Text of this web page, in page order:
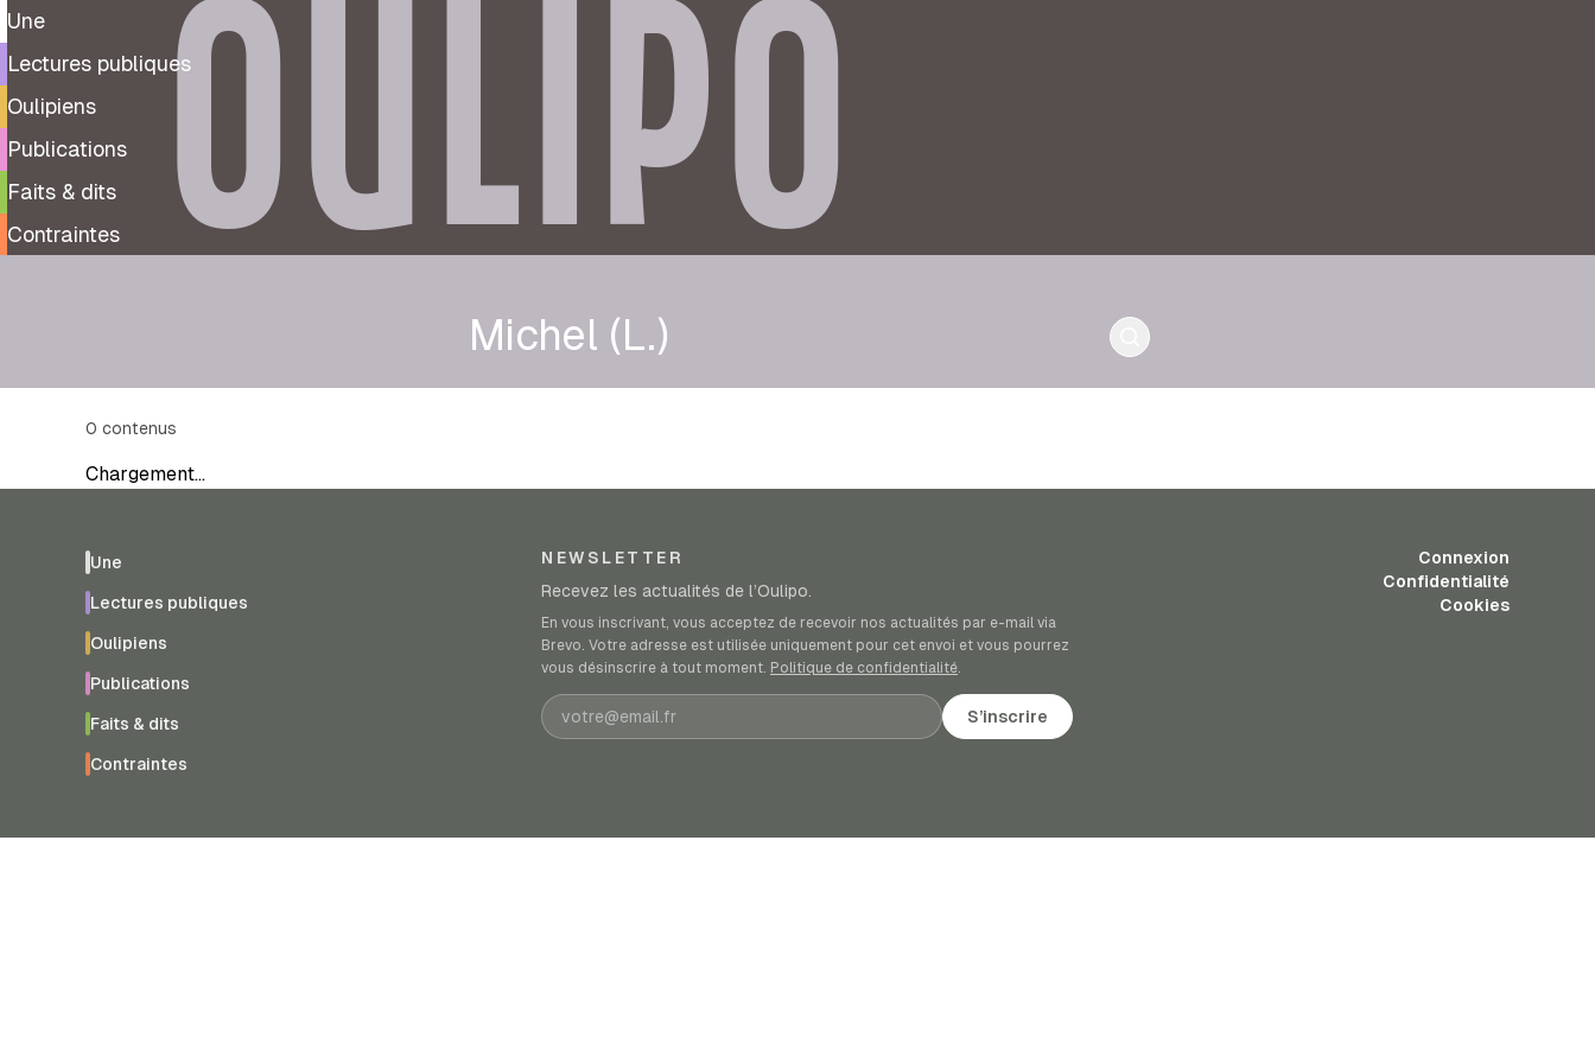
Une
Lectures publiques
Oulipiens
Publications
Faits & dits
Contraintes
OULIPO
Michel (L.)
0 contenus
Chargement…
Une
Lectures publiques
Oulipiens
Publications
Faits & dits
Contraintes
NEWSLETTER
Recevez les actualités de l’Oulipo.
En vous inscrivant, vous acceptez de recevoir nos actualités par e-mail via
Brevo. Votre adresse est utilisée uniquement pour cet envoi et vous pourrez
vous désinscrire à tout moment. Politique de confidentialité.
Adresse e-mail S’inscrire
Connexion
Confidentialité
Cookies